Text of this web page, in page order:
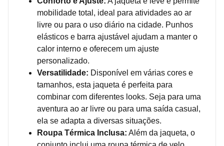
mobilidade total, ideal para atividades ao ar
livre ou para o uso diário na cidade. Punhos
elásticos e barra ajustável ajudam a manter o
calor interno e oferecem um ajuste
personalizado.
Versatilidade: Disponível em várias cores e
tamanhos, esta jaqueta é perfeita para
combinar com diferentes looks. Seja para uma
aventura ao ar livre ou para uma saída casual,
ela se adapta a diversas situações.
Roupa Térmica Inclusa: Além da jaqueta, o